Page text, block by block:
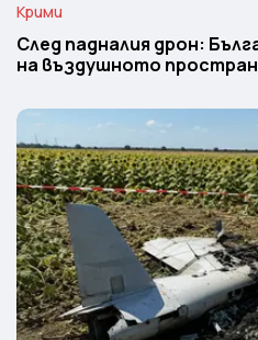
Крими
След падналия дрон:
на въздушното